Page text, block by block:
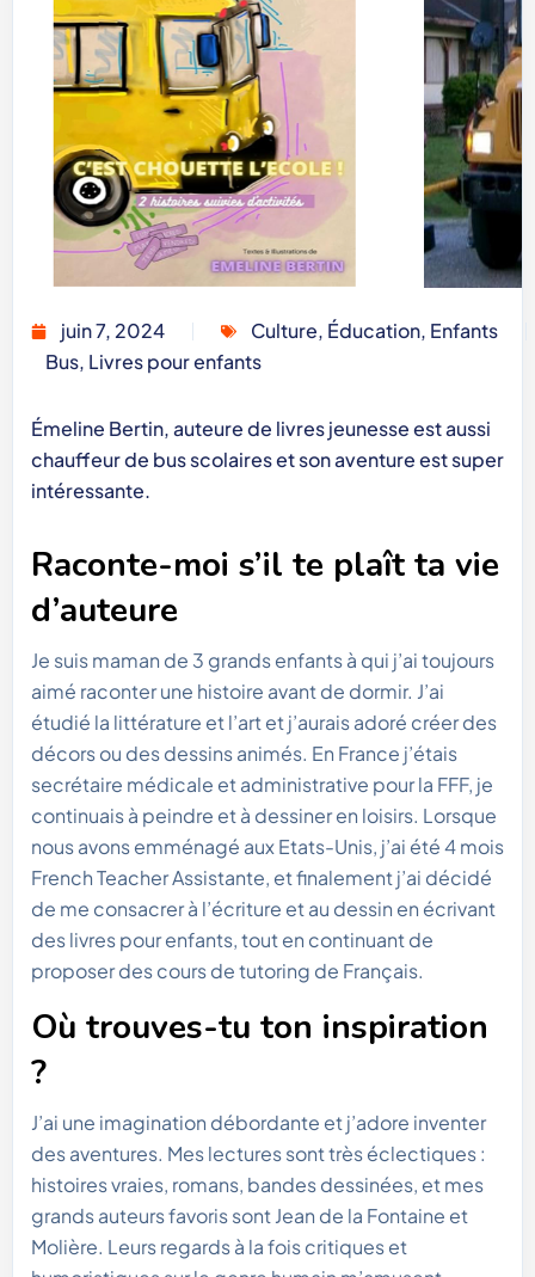
juin 7, 2024 Culture, Éducation, Enfants
Bus, Livres pour enfants
Émeline Bertin, auteure de livres jeunesse est aussi
chauffeur de bus scolaires et son aventure est super
intéressante.
Raconte-moi s’il te plaît ta vie
d’auteure
Je suis maman de 3 grands enfants à qui j’ai toujours
aimé raconter une histoire avant de dormir. J’ai
étudié la littérature et l’art et j’aurais adoré créer des
décors ou des dessins animés. En France j’étais
secrétaire médicale et administrative pour la FFF, je
continuais à peindre et à dessiner en loisirs. Lorsque
nous avons emménagé aux Etats-Unis, j’ai été 4 mois
French Teacher Assistante, et finalement j’ai décidé
de me consacrer à l’écriture et au dessin en écrivant
des livres pour enfants, tout en continuant de
proposer des cours de tutoring de Français.
Où trouves-tu ton inspiration
?
J’ai une imagination débordante et j’adore inventer
des aventures. Mes lectures sont très éclectiques :
histoires vraies, romans, bandes dessinées, et mes
grands auteurs favoris sont Jean de la Fontaine et
Molière. Leurs regards à la fois critiques et